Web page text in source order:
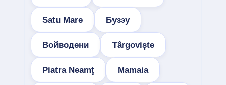
Satu Mare Бузэу
Войводени Târgovişte
Piatra Neamţ Mamaia